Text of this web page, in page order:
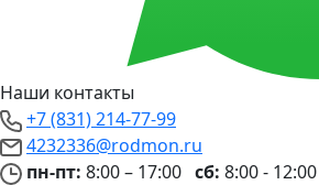
Наши контакты
+7 (831) 214-77-99
4232336@rodmon.ru
пн-пт: 8:00 – 17:00 сб: 8:00 - 12:00